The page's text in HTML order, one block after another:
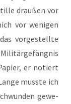
drau­ßen vor
vor weni­gen
vor­ge­stell­te
er notiert
muss­te ich
gewe­